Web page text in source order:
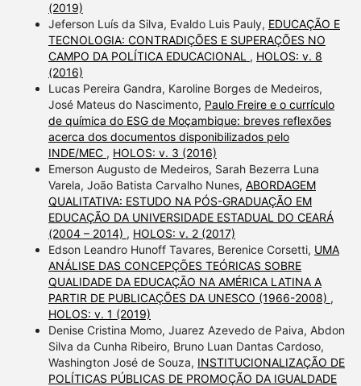
(2019)
Jeferson Luís da Silva, Evaldo Luis Pauly, EDUCAÇÃO E
TECNOLOGIA: CONTRADIÇÕES E SUPERAÇÕES NO
CAMPO DA POLÍTICA EDUCACIONAL , HOLOS: v. 8
(2016)
Lucas Pereira Gandra, Karoline Borges de Medeiros,
José Mateus do Nascimento, Paulo Freire e o currículo
de química do ESG de Moçambique: breves reflexões
acerca dos documentos disponibilizados pelo
INDE/MEC , HOLOS: v. 3 (2016)
Emerson Augusto de Medeiros, Sarah Bezerra Luna
Varela, João Batista Carvalho Nunes, ABORDAGEM
QUALITATIVA: ESTUDO NA PÓS-GRADUAÇÃO EM
EDUCAÇÃO DA UNIVERSIDADE ESTADUAL DO CEARÁ
(2004 – 2014) , HOLOS: v. 2 (2017)
Edson Leandro Hunoff Tavares, Berenice Corsetti, UMA
ANÁLISE DAS CONCEPÇÕES TEÓRICAS SOBRE
QUALIDADE DA EDUCAÇÃO NA AMÉRICA LATINA A
PARTIR DE PUBLICAÇÕES DA UNESCO (1966-2008) ,
HOLOS: v. 1 (2019)
Denise Cristina Momo, Juarez Azevedo de Paiva, Abdon
Silva da Cunha Ribeiro, Bruno Luan Dantas Cardoso,
Washington José de Souza, INSTITUCIONALIZAÇÃO DE
POLÍTICAS PÚBLICAS DE PROMOÇÃO DA IGUALDADE